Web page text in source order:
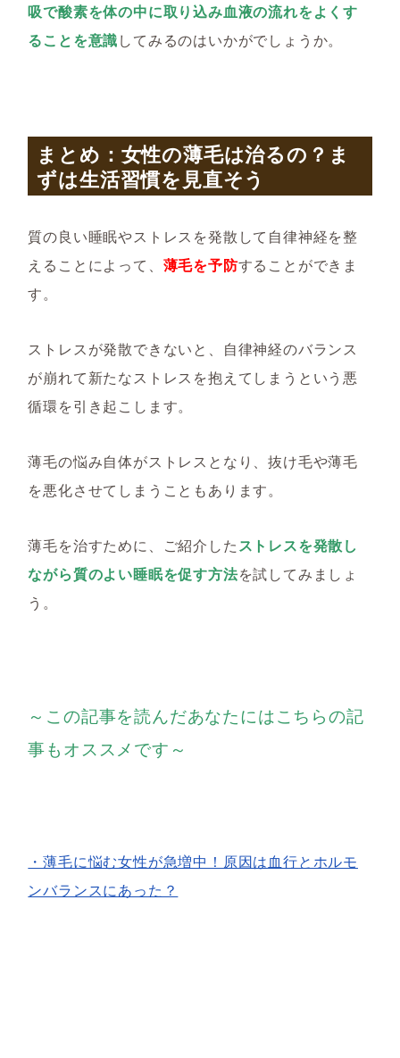
吸で酸素を体の中に取り込み血液の流れをよくす
ることを意識してみるのはいかがでしょうか。
まとめ：女性の薄毛は治るの？ま
ずは生活習慣を見直そう
質の良い睡眠やストレスを発散して自律神経を整
えることによって、 薄毛を予防することができま
す。
ストレスが発散できないと、自律神経のバランス
が崩れて新たなストレスを抱えてしまうという悪
循環を引き起こします。
薄毛の悩み自体がストレスとなり、抜け毛や薄毛
を悪化させてしまうこともあります。
薄毛を治すために、ご紹介したストレスを発散し
ながら質のよい睡眠を促す方法を試してみましょ
う。
～この記事を読んだあなたにはこちらの記
事もオススメです～
・薄毛に悩む女性が急増中！原因は血行とホルモ
ンバランスにあった？